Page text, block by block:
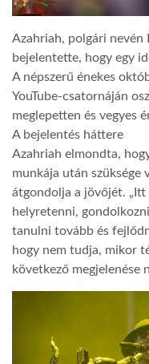
AFRIKA TUDÁSTÁR
A NAP SZÉPE
LINKTR.EE
GLOBOZSARU
DOBRAVERO.HU
GLOBOBOOK
Azahriah, polgári nevén
bejelentette, hogy egy
A népszerű énekes
YouTube-csatornáján
meglepetten és vegyes
A bejelentés háttere
Azahriah elmondta,
munkája után szüksége
átgondolja a jövőjét.
helyretenni,
tanulni tovább és
hogy nem tudja, mikor
következő megjelenése